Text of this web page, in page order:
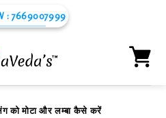
: 7669007999
को मोटा और लम्बा कैसे करें